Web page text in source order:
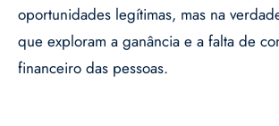
oportunidades legítimas, mas na
que exploram a ganância e a falta de
financeiro das pessoas.